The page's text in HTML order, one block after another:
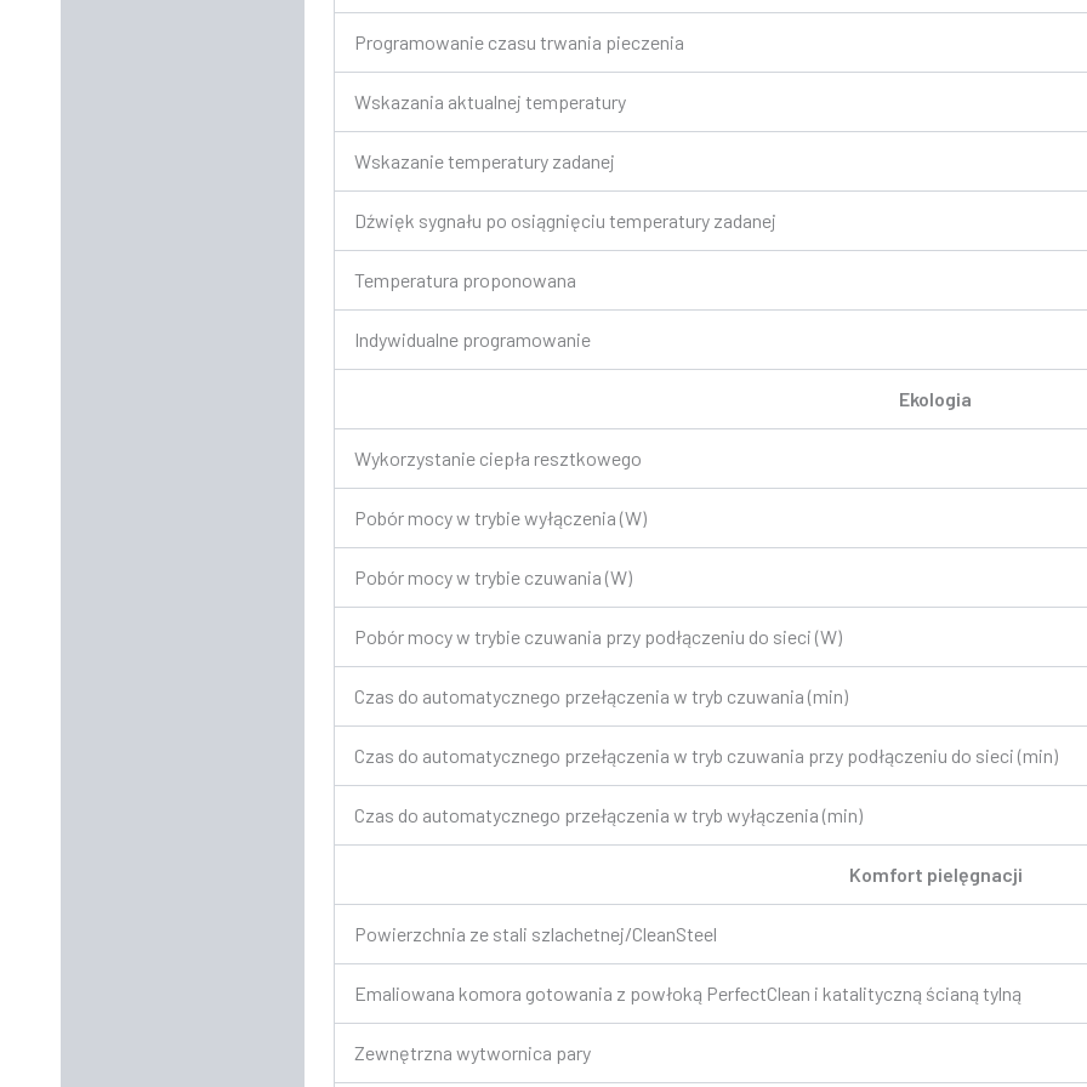
Programowanie czasu trwania pieczenia
Wskazania aktualnej temperatury
Wskazanie temperatury zadanej
Dźwięk sygnału po osiągnięciu temperatury zadanej
Temperatura proponowana
Indywidualne programowanie
Ekologia
Wykorzystanie ciepła resztkowego
Pobór mocy w trybie wyłączenia (W)
Pobór mocy w trybie czuwania (W)
Pobór mocy w trybie czuwania przy podłączeniu do sieci (W)
Czas do automatycznego przełączenia w tryb czuwania (min)
Czas do automatycznego przełączenia w tryb czuwania przy podłączeniu do sieci (min)
Czas do automatycznego przełączenia w tryb wyłączenia (min)
Komfort pielęgnacji
Powierzchnia ze stali szlachetnej/CleanSteel
Emaliowana komora gotowania z powłoką PerfectClean i katalityczną ścianą tylną
Zewnętrzna wytwornica pary